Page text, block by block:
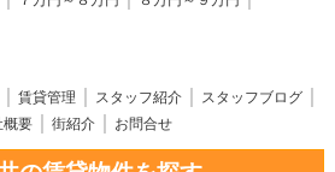
賃貸管理 スタッフ紹介
スタッフブログ
概要 街紹介 お問合せ